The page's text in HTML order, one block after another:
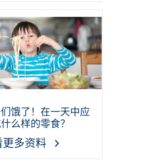
饿了！在一天中应
么样的零食？
多资料